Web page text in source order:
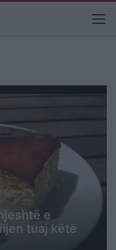
e
tuaj këtë